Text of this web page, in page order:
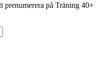
prenumerera på Träning 40+